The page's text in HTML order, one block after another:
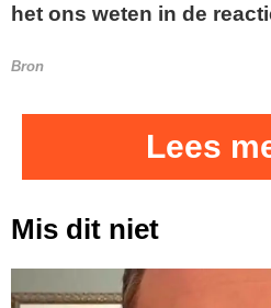
het ons weten in de
Bron
Lees
Mis dit niet